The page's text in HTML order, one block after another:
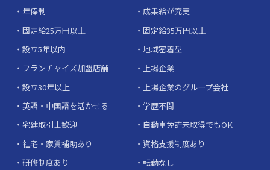
年俸制
成果給が充実
固定給25万円以上
固定給35万円以上
設立5年以内
地域密着型
フランチャイズ加盟店舗
上場企業
設立30年以上
上場企業のグループ会社
英語・中国語を活かせる
学歴不問
宅建取引士歓迎
自動車免許未取得でもOK
社宅・家賃補助あり
資格支援制度あり
研修制度あり
転勤なし